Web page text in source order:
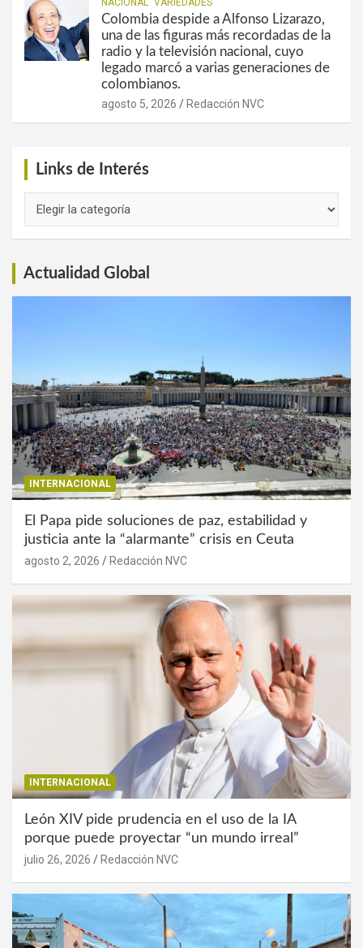
NACIONAL VARIEDADES
Colombia despide a Alfonso Lizarazo,
una de las figuras más recordadas de la
radio y la televisión nacional, cuyo
legado marcó a varias generaciones de
colombianos.
agosto 5, 2026 Redacción NVC
Links de Interés
Actualidad Global
INTERNACIONAL
El Papa pide soluciones de paz, estabilidad y
justicia ante la “alarmante” crisis en Ceuta
agosto 2, 2026 Redacción NVC
INTERNACIONAL
León XIV pide prudencia en el uso de la IA
porque puede proyectar “un mundo irreal”
julio 26, 2026 Redacción NVC